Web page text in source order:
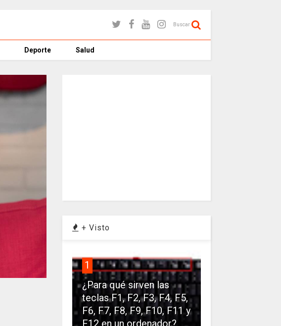
Buscar
Deporte Salud
+ Visto
1
¿Para qué sirven las
teclas F1, F2, F3, F4, F5,
F6, F7, F8, F9, F10, F11 y
F12 en un ordenador?